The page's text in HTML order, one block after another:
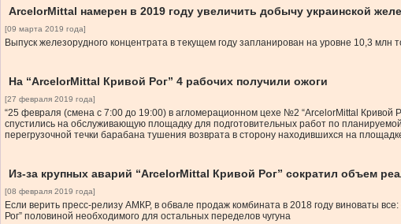
ArcelorMittal намерен в 2019 году увеличить добычу украинской
[09 марта 2019 года]
Выпуск железорудного концентрата в текущем году запланирован на уровне 10,3 млн
На “ArcelorMittal Кривой Рог” 4 рабочих получили ожоги
[27 февраля 2019 года]
“25 февраля (смена с 7:00 до 19:00) в агломерационном цехе №2 “ArcelorMittal Кривой
спустились на обслуживающую площадку для подготовительных работ по
перегрузочной течки барабана тушения возврата в сторону находившихся на
Из-за крупных аварий “ArcelorMittal Кривой Рог” сократил объем
[08 февраля 2019 года]
Если верить пресс-релизу АМКР, в обвале продаж комбината в 2018 году виноваты
Рог” половиной необходимого для остальных переделов чугуна